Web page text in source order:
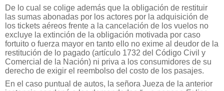
De lo cual se colige además que la obligación de restituir
las sumas abonadas por los actores por la adquisición de
los tickets aéreos frente a la cancelación de los vuelos no
excluye la extinción de la obligación motivada por caso
fortuito o fuerza mayor en tanto ello no exime al deudor de la
restitución de lo pagado (artículo 1732 del Código Civil y
Comercial de la Nación) ni priva a los consumidores de su
derecho de exigir el reembolso del costo de los pasajes.
En el caso puntual de autos, la señora Jueza de la anterior